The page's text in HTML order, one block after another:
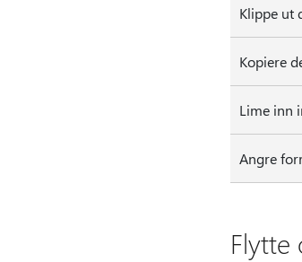
Klippe ut
Kopiere
Lime inn
Angre
Flytte